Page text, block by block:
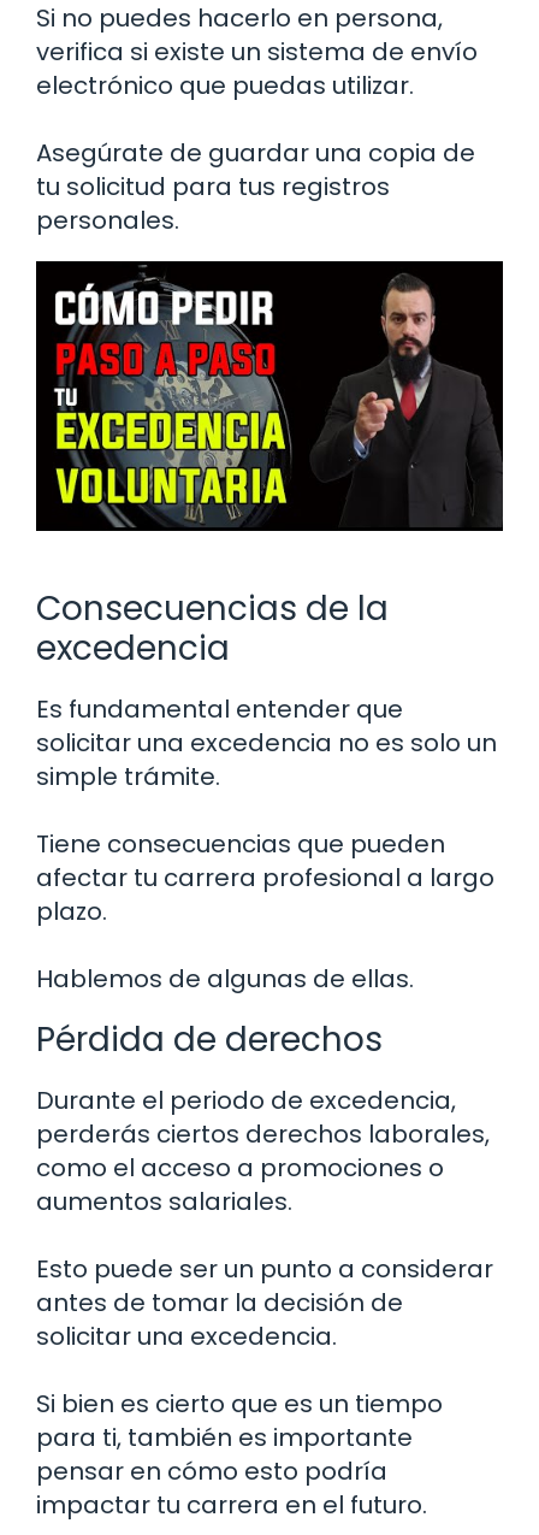
Si no puedes hacerlo en persona,
verifica si existe un sistema de envío
electrónico que puedas utilizar.
Asegúrate de guardar una copia de
tu solicitud para tus registros
personales.
Consecuencias de la
excedencia
Es fundamental entender que
solicitar una excedencia no es solo un
simple trámite.
Tiene consecuencias que pueden
afectar tu carrera profesional a largo
plazo.
Hablemos de algunas de ellas.
Pérdida de derechos
Durante el periodo de excedencia,
perderás ciertos derechos laborales,
como el acceso a promociones o
aumentos salariales.
Esto puede ser un punto a considerar
antes de tomar la decisión de
solicitar una excedencia.
Si bien es cierto que es un tiempo
para ti, también es importante
pensar en cómo esto podría
impactar tu carrera en el futuro.